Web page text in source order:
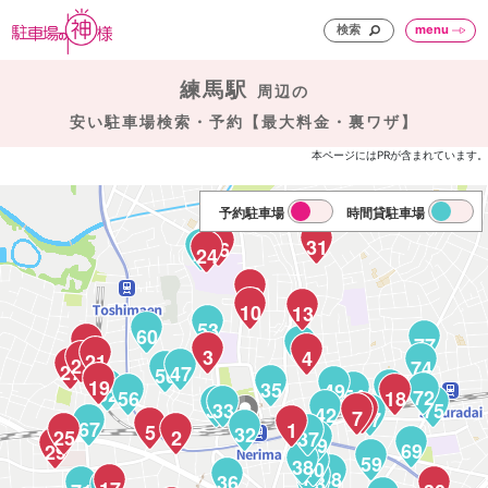
検索 menu
練馬駅
周辺の
安い駐車場検索・予約【最大料金・裏ワザ】
本ページにはPRが含まれています。
77
76
75
74
73
72
69
67
64
62
60
59
57
56 54
53
51
50
49
48
47
42
41
40
39
38
37
35
34
33
32
31
29
27
26
25
24
23
2221
19 18
16
13
10
9
7
5
4
3
2 1
予約駐車場 時間貸駐車場